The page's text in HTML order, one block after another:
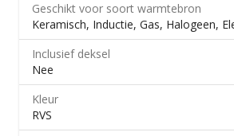
Geschikt voor soort warmtebron
Keramisch, Inductie, Gas, Halogeen,
Inclusief deksel
Nee
Kleur
RVS